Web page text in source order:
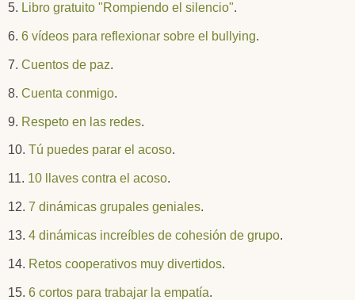
5. Libro gratuito "Rompiendo el silencio".
6. 6 vídeos para reflexionar sobre el bullying.
7. Cuentos de paz.
8. Cuenta conmigo.
9. Respeto en las redes.
10. Tú puedes parar el acoso.
11. 10 llaves contra el acoso.
12. 7 dinámicas grupales geniales.
13. 4 dinámicas increíbles de cohesión de grupo.
14. Retos cooperativos muy divertidos.
15. 6 cortos para trabajar la empatía.